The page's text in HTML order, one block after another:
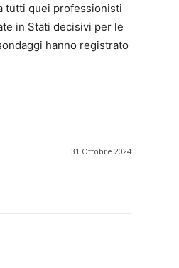
tutti quei professionisti
in Stati decisivi per le
hanno registrato
31 Ottobre 2024